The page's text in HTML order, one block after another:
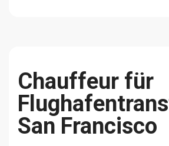
Chauffeur für
San Francisco